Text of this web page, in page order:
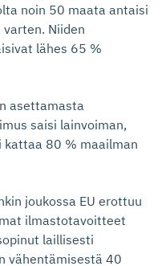
noin 50 maata antaisi
Niiden
lähes 65 %
asettamasta
saisi lainvoiman,
80 % maailman
joukossa EU erottuu
ilmastotavoitteet
laillisesti
vähentämisestä 40